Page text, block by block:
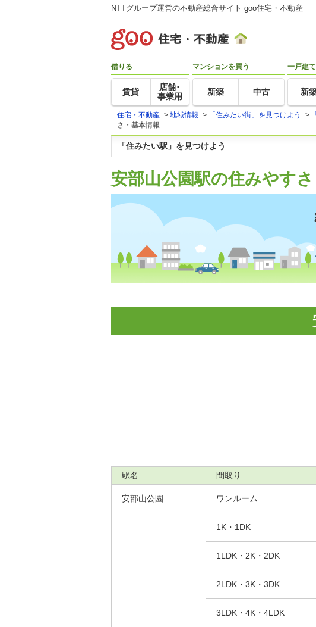
NTTグループ運営の不動産総合サイト goo住宅・不動産
借りる
賃貸
店舗･
事業用
マンションを買う
新築 中古
一戸建
新
住宅・不動産 > 地域情報 > 「住みたい街」を見つけよう >
さ・基本情報
「住みたい駅」を見つけよう
安部山公園駅の住みやす
駅名 間取り
安部山公園 ワンルーム
1K・1DK
1LDK・2K・2DK
2LDK・3K・3DK
3LDK・4K・4LDK